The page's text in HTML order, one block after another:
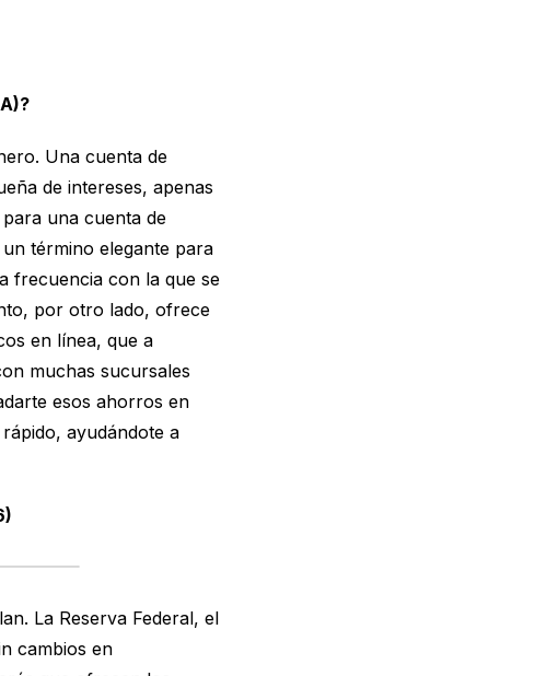
Una cuenta de
de intereses, apenas
una cuenta de
término elegante para
frecuencia con la que se
por otro lado, ofrece
en línea, que a
muchas sucursales
esos ahorros en
ayudándote a
La Reserva Federal, el
cambios en